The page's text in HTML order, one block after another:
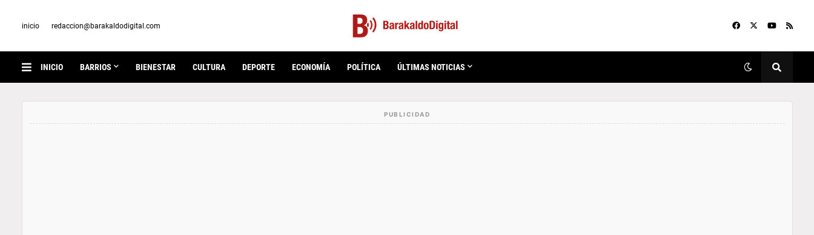
inicio redaccion@barakaldodigital.com
INICIO BARRIOS BIENESTAR CULTURA DEPORTE ECONOMÍA POLÍTICA ÚLTIMAS NOTICIAS